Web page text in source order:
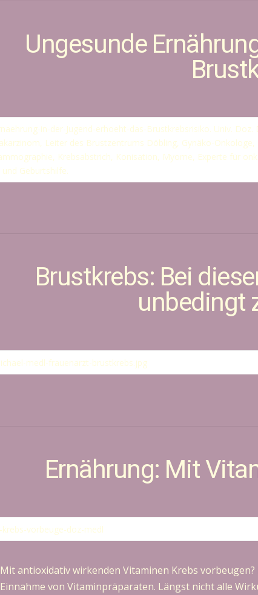
Ungesunde
Brustkrebs: Bei
unbedingt
Ernährung: Mit
Mit antioxidativ wirkenden Vitaminen Krebs
Einnahme von Vitaminpräparaten. Längst nicht alle